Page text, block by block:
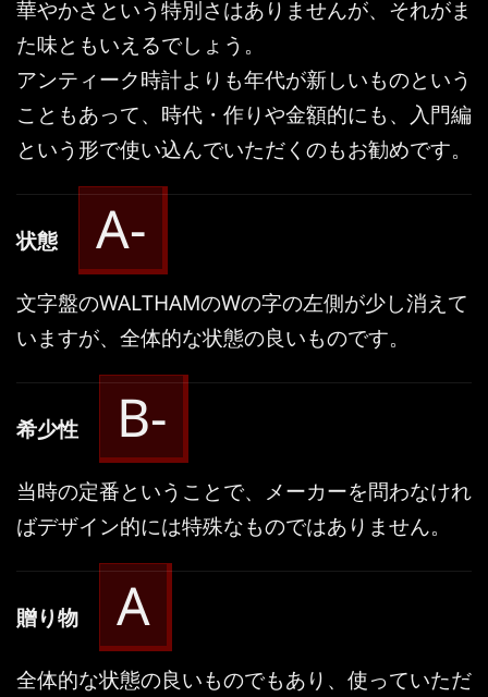
華やかさという特別さはありませんが、それがま
た味ともいえるでしょう。
アンティーク時計よりも年代が新しいものという
こともあって、時代・作りや金額的にも、入門編
という形で使い込んでいただくのもお勧めです。
状態 A-
文字盤のWALTHAMのWの字の左側が少し消えて
いますが、全体的な状態の良いものです。
希少性 B-
当時の定番ということで、メーカーを問わなけれ
ばデザイン的には特殊なものではありません。
贈り物 A
全体的な状態の良いものでもあり、使っていただ